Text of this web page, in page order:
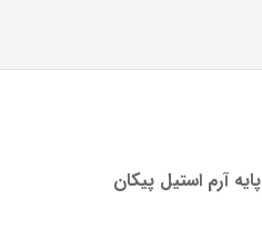
پایه آرم استیل پیکان